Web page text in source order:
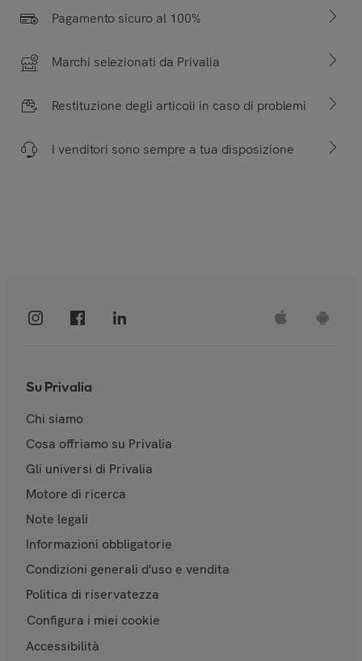
Pagamento sicuro al 100%
Marchi selezionati da Privalia
Restituzione degli articoli in caso di problemi
I venditori sono sempre a tua disposizione
Su Privalia
Chi siamo
Cosa offriamo su Privalia
Gli universi di Privalia
Motore di ricerca
Note legali
Informazioni obbligatorie
Condizioni generali d'uso e vendita
Politica di riservatezza
Configura i miei cookie
Accessibilità